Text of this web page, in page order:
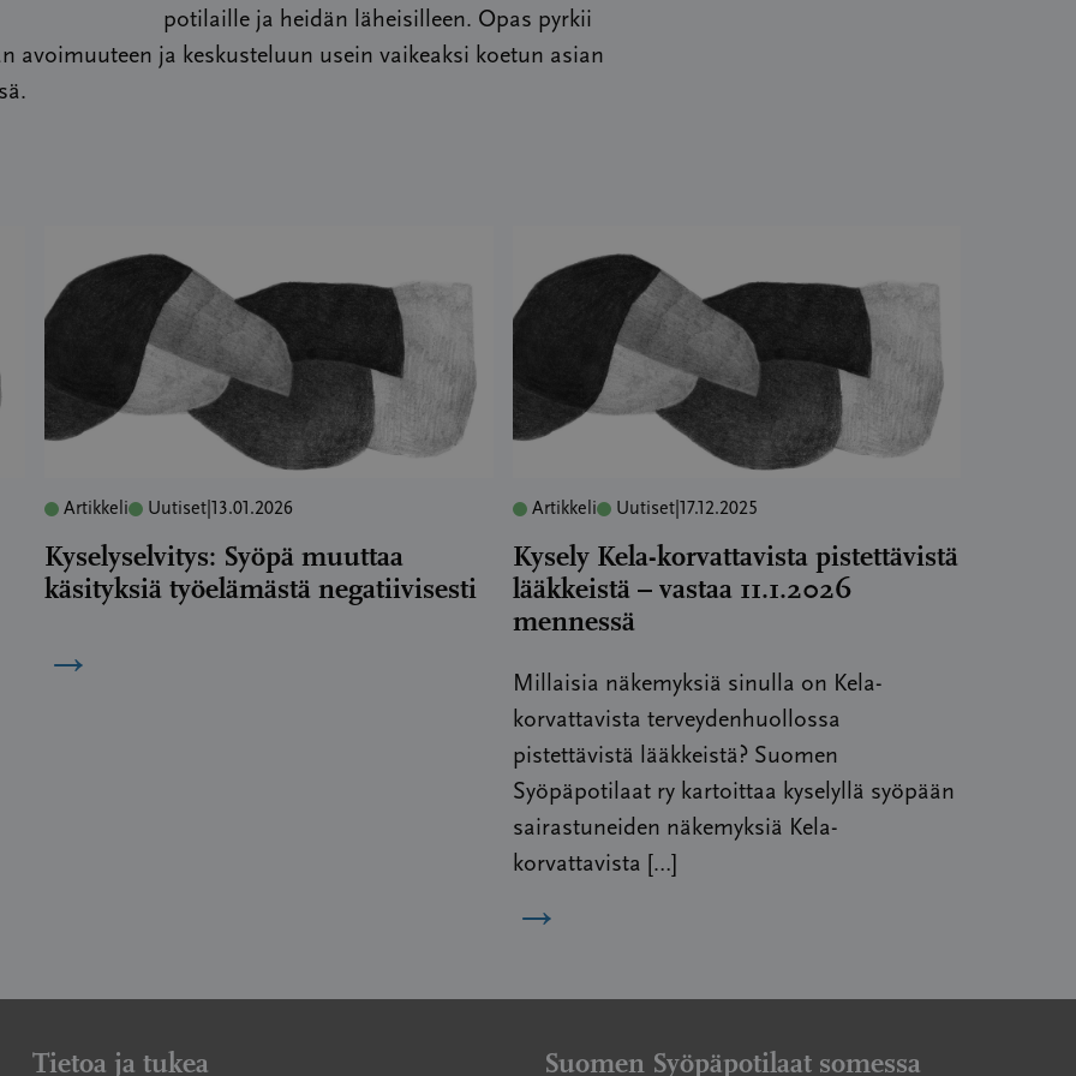
potilaille ja heidän läheisilleen. Opas pyrkii
avoimuuteen ja keskusteluun usein vaikeaksi koetun asian
Artikkeli Uutiset 13.01.2026
Kyselyselvitys: Syöpä muuttaa
käsityksiä työelämästä negatiivisesti
→
Artikkeli Uutiset| 17.12.2025
Kysely Kela-korvattavista pistettävistä
lääkkeistä – vastaa 11.1.2026
mennessä
Millaisia näkemyksiä sinulla on Kela-
korvattavista terveydenhuollossa
pistettävistä lääkkeistä? Suomen
Syöpäpotilaat ry kartoittaa kyselyllä syöpään
sairastuneiden näkemyksiä Kela-
korvattavista […]
→
Tietoa ja tukea Suomen Syöpäpotilaat somessa